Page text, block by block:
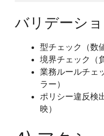
バリデーシ
型チェック（数
境界チェック（
業務ルールチェ
ラー）
ポリシー違反検
映）